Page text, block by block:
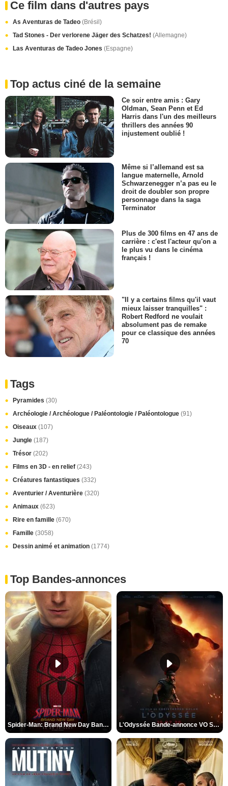
Ce film dans d'autres pays
As Aventuras de Tadeo (Brésil)
Tad Stones - Der verlorene Jäger des Schatzes! (Allemagne)
Las Aventuras de Tadeo Jones (Espagne)
Top actus ciné de la semaine
Ce soir entre amis : Gary
Oldman, Sean Penn et Ed
Harris dans l'un des meilleurs
thrillers des années 90
injustement oublié !
Même si l’allemand est sa
langue maternelle, Arnold
Schwarzenegger n’a pas eu le
droit de doubler son propre
personnage dans la saga
Terminator
Plus de 300 films en 47 ans de
carrière : c'est l'acteur qu'on a
le plus vu dans le cinéma
français !
"Il y a certains films qu'il vaut
mieux laisser tranquilles" :
Robert Redford ne voulait
absolument pas de remake
pour ce classique des années
70
Tags
Pyramides (30)
Archéologie / Archéologue / Paléontologie / Paléontologue (91)
Oiseaux (107)
Jungle (187)
Trésor (202)
Films en 3D - en relief (243)
Créatures fantastiques (332)
Aventurier / Aventurière (320)
Animaux (623)
Rire en famille (670)
Famille (3058)
Dessin animé et animation (1774)
Top Bandes-annonces
Spider-Man: Brand New Day Bande-annonce VO STFR L'Odyssée Bande-annonce VO STFR